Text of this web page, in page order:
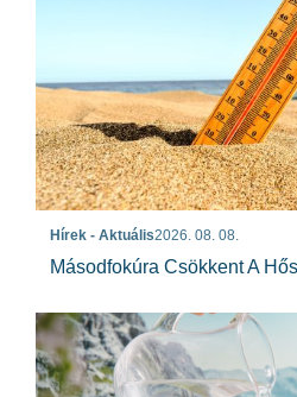
Hírek - Aktuális2026. 08. 08.
Másodfokúra Csökkent A